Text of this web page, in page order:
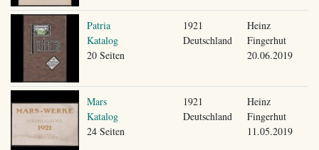
Patria
Katalog
20 Seiten
1921
Deutschland
Heinz
Fingerhut
20.06.2019
Mars
Katalog
24 Seiten
1921
Deutschland
Heinz
Fingerhut
11.05.2019